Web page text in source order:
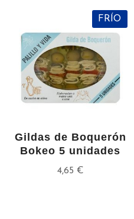
FRÍO
Gildas de Boquerón
Bokeo 5 unidades
4,65 €